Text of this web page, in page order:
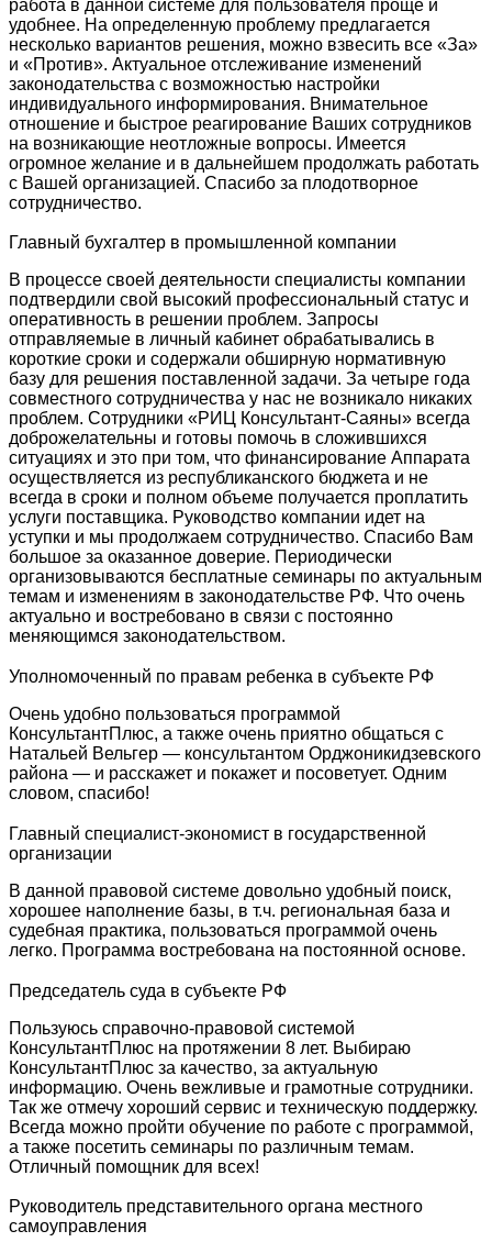
работа в данной системе для пользователя проще и
удобнее. На определенную проблему предлагается
несколько вариантов решения, можно взвесить все «За»
и «Против». Актуальное отслеживание изменений
законодательства с возможностью настройки
индивидуального информирования. Внимательное
отношение и быстрое реагирование Ваших сотрудников
на возникающие неотложные вопросы. Имеется
огромное желание и в дальнейшем продолжать работать
с Вашей организацией. Спасибо за плодотворное
сотрудничество.
Главный бухгалтер в промышленной компании
В процессе своей деятельности специалисты компании
подтвердили свой высокий профессиональный статус и
оперативность в решении проблем. Запросы
отправляемые в личный кабинет обрабатывались в
короткие сроки и содержали обширную нормативную
базу для решения поставленной задачи. За четыре года
совместного сотрудничества у нас не возникало никаких
проблем. Сотрудники «РИЦ Консультант-Саяны» всегда
доброжелательны и готовы помочь в сложившихся
ситуациях и это при том, что финансирование Аппарата
осуществляется из республиканского бюджета и не
всегда в сроки и полном объеме получается проплатить
услуги поставщика. Руководство компании идет на
уступки и мы продолжаем сотрудничество. Спасибо Вам
большое за оказанное доверие. Периодически
организовываются бесплатные семинары по актуальным
темам и изменениям в законодательстве РФ. Что очень
актуально и востребовано в связи с постоянно
меняющимся законодательством.
Уполномоченный по правам ребенка в субъекте РФ
Очень удобно пользоваться программой
КонсультантПлюс, а также очень приятно общаться с
Натальей Вельгер — консультантом Орджоникидзевского
района — и расскажет и покажет и посоветует. Одним
словом, спасибо!
Главный специалист-экономист в государственной
организации
В данной правовой системе довольно удобный поиск,
хорошее наполнение базы, в т.ч. региональная база и
судебная практика, пользоваться программой очень
легко. Программа востребована на постоянной основе.
Председатель суда в субъекте РФ
Пользуюсь справочно-правовой системой
КонсультантПлюс на протяжении 8 лет. Выбираю
КонсультантПлюс за качество, за актуальную
информацию. Очень вежливые и грамотные сотрудники.
Так же отмечу хороший сервис и техническую поддержку.
Всегда можно пройти обучение по работе с программой,
а также посетить семинары по различным темам.
Отличный помощник для всех!
Руководитель представительного органа местного
самоуправления